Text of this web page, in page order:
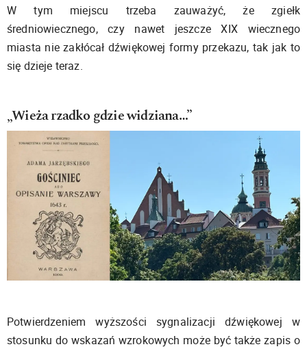
W tym miejscu trzeba zauważyć, że zgiełk
średniowiecznego, czy nawet jeszcze XIX wiecznego
miasta nie zakłócał dźwiękowej formy przekazu, tak jak to
się dzieje teraz.
„Wieża rzadko gdzie widziana…”
Potwierdzeniem wyższości sygnalizacji dźwiękowej w
stosunku do wskazań wzrokowych może być także zapis o